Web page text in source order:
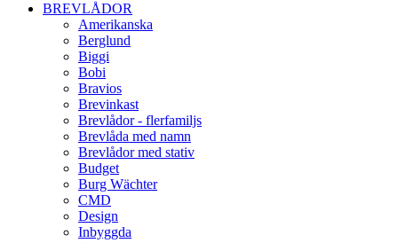
BREVLÅDOR
Amerikanska
Berglund
Biggi
Bobi
Bravios
Brevinkast
Brevlådor - flerfamiljs
Brevlåda med namn
Brevlådor med stativ
Budget
Burg Wächter
CMD
Design
Inbyggda